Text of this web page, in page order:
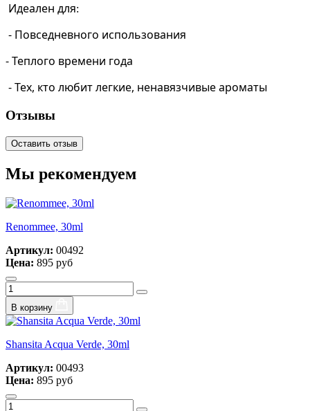
Идеален для:
- Повседневного использования
- Теплого времени года
- Тех, кто любит легкие, ненавязчивые ароматы
Отзывы
Оставить отзыв
Мы рекомендуем
Renommee, 30ml
Артикул: 00492
Цена: 895 руб
В корзину
Shansita Acqua Verde, 30ml
Артикул: 00493
Цена: 895 руб